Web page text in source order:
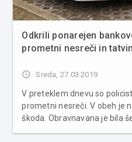
Odkrili ponarejen
prometni nesreči in
access_time Sreda, 27.03.2019
V preteklem dnevu so
prometni nesreči. V obeh je
škoda. Obravnavana je bila